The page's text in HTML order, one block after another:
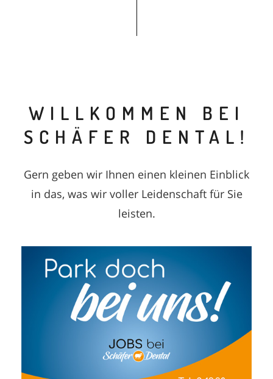
WILLKOMMEN BEI
SCHÄFER DENTAL!
Gern geben wir Ihnen einen kleinen Einblick
in das, was wir voller Leidenschaft für Sie
leisten.